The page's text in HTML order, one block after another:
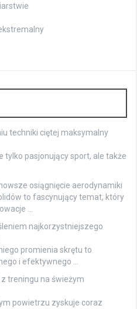
techniki ciętej maksymalny
tylko pasjonujący sport, ale także
osiągnięcie aerodynamiki
to fascynujący temat, który
…
najkorzystniejszego
promienia skrętu to
i efektywnego …
treningu na świeżym
powietrzu zyskuje coraz